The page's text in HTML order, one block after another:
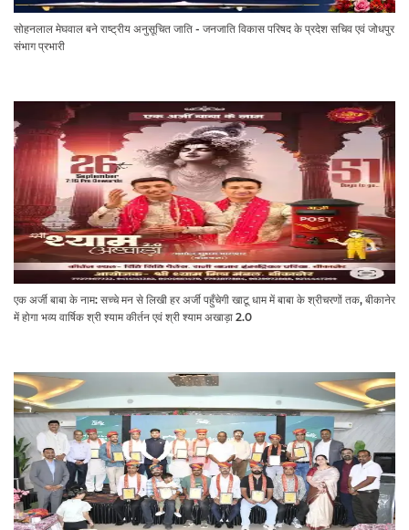
सोहनलाल मेघवाल बने राष्ट्रीय अनुसूचित जाति - जनजाति विकास परिषद के प्रदेश सचिव एवं जोधपुर
संभाग प्रभारी
एक अर्जी बाबा के नाम: सच्चे मन से लिखी हर अर्जी पहुँचेगी खाटू धाम में बाबा के श्रीचरणों तक, बीकानेर
में होगा भव्य वार्षिक श्री श्याम कीर्तन एवं श्री श्याम अखाड़ा 2.0